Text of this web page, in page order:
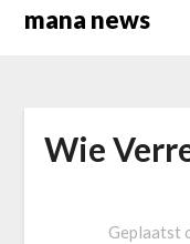
Overslaan
mana news
Wie
Geplaatst